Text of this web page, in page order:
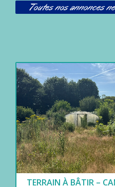
Toutes nos annonces
TERRAIN À BÂTIR –